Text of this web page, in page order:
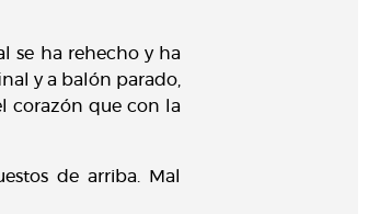
se ha rehecho y ha
y a balón parado,
corazón que con la
de arriba. Mal